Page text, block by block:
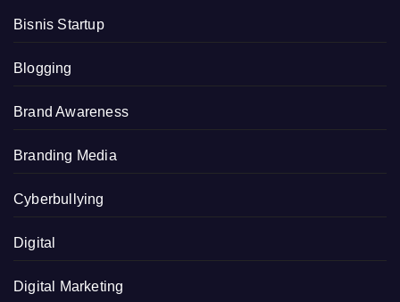
Bisnis Startup
Blogging
Brand Awareness
Branding Media
Cyberbullying
Digital
Digital Marketing